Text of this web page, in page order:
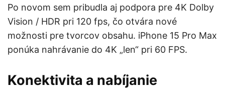
Po novom sem pribudla aj podpora pre 4K Dolby
Vision / HDR pri 120 fps, čo otvára nové
možnosti pre tvorcov obsahu. iPhone 15 Pro Max
ponúka nahrávanie do 4K „len“ pri 60 FPS.
Konektivita a nabíjanie